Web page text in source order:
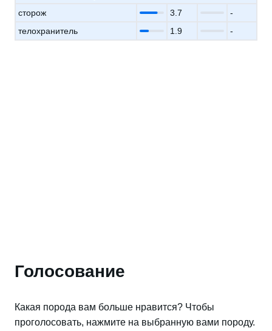
сторож
3.7
-
телохранитель
1.9 -
Голосование
Какая порода вам больше нравится? Чтобы
проголосовать, нажмите на выбранную вами породу.